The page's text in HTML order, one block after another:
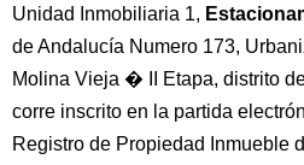
Unidad Inmobiliaria 1,
de Andalucía Numero 173,
Molina Vieja � II Etapa, distrito
corre inscrito en la partida
Registro de Propiedad Inmueble